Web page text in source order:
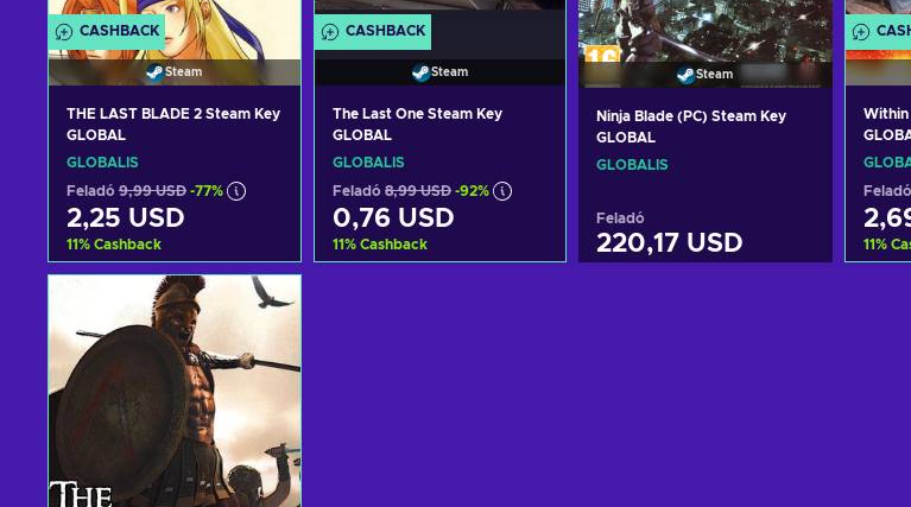
CASHBACK
Steam
THE LAST BLADE 2 Steam Key
GLOBAL
GLOBÁLIS
Feladó 9,99 USD -77%
2,25 USD
11% Cashback
Kosárba
View offers
CASHBACK
Steam
The Last One Steam Key
GLOBAL
GLOBÁLIS
Feladó 8,99 USD -92%
0,76 USD
11% Cashback
Steam
Ninja Blade (PC) Steam Key
GLOBAL
GLOBÁLIS
Feladó
220,17 USD
Within
Feladó
11%